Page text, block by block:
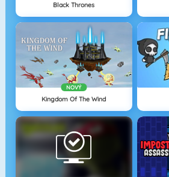
Black Thrones
NOVÝ
Kingdom Of The Wind